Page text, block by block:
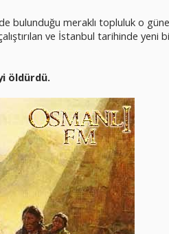
de bulunduğu meraklı topluluk o
ve İstanbul tarihinde yeni
öldürdü.